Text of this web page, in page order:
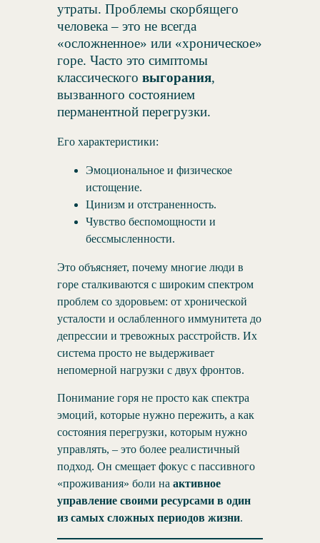
утраты. Проблемы скорбящего
человека – это не всегда
«осложненное» или «хроническое»
горе. Часто это симптомы
классического выгорания,
вызванного состоянием
перманентной перегрузки.
Его характеристики:
Эмоциональное и физическое
истощение.
Цинизм и отстраненность.
Чувство беспомощности и
бессмысленности.
Это объясняет, почему многие люди в
горе сталкиваются с широким спектром
проблем со здоровьем: от хронической
усталости и ослабленного иммунитета до
депрессии и тревожных расстройств. Их
система просто не выдерживает
непомерной нагрузки с двух фронтов.
Понимание горя не просто как спектра
эмоций, которые нужно пережить, а как
состояния перегрузки, которым нужно
управлять, – это более реалистичный
подход. Он смещает фокус с пассивного
«проживания» боли на активное
управление своими ресурсами в один
из самых сложных периодов жизни.